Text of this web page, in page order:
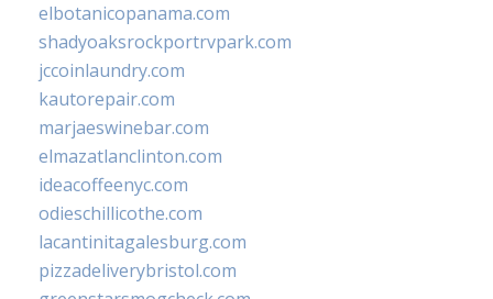
elbotanicopanama.com
shadyoaksrockportrvpark.com
jccoinlaundry.com
kautorepair.com
marjaeswinebar.com
elmazatlanclinton.com
ideacoffeenyc.com
odieschillicothe.com
lacantinitagalesburg.com
pizzadeliverybristol.com